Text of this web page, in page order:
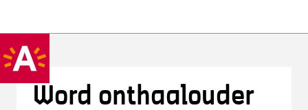
Word onthaalouder